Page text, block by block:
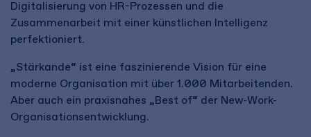
Digitalisierung von HR-Prozessen und die
Zusammenarbeit mit einer künstlichen Intelligenz
perfektioniert.
„Stärkande“ ist eine faszinierende Vision für eine
moderne Organisation mit über 1.000 Mitarbeitenden.
Aber auch ein praxisnahes „Best of“ der New-Work-
Organisationsentwicklung.